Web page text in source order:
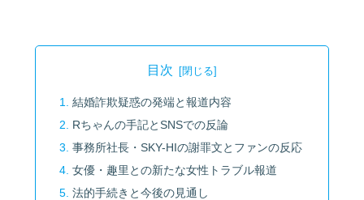
目次
結婚詐欺疑惑の発端と報道内容
Rちゃんの手記とSNSでの反論
事務所社長・SKY-HIの謝罪文とファンの反応
女優・趣里との新たな女性トラブル報道
法的手続きと今後の見通し